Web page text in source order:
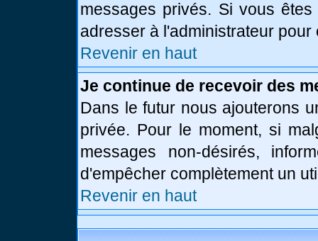
messages privés. Si vous
adresser à l'administrateur
Revenir en haut
Je continue de recevoir des
Dans le futur nous ajouterons
privée. Pour le moment, si
messages non-désirés,
d'empêcher complètement un
Revenir en haut